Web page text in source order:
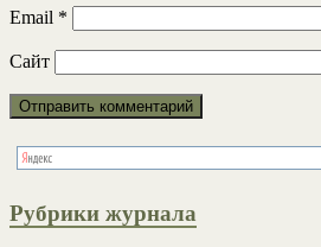
Email *
Сайт
Рубрики журнала